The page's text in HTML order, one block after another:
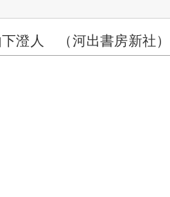
澄人 （河出書房新社）